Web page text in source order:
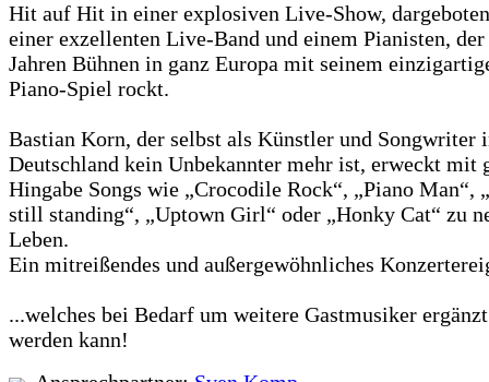
Hit auf Hit in einer explosiven Live-Show,
einer exzellenten Live-Band und einem Pianisten,
Jahren Bühnen in ganz Europa mit seinem
Piano-Spiel rockt.
Bastian Korn, der selbst als Künstler und Songwriter
Deutschland kein Unbekannter mehr ist, erweckt mit
Hingabe Songs wie „Crocodile Rock“, „Piano Man“,
still standing“, „Uptown Girl“ oder „Honky Cat“ zu
Leben.
Ein mitreißendes und außergewöhnliches
...welches bei Bedarf um weitere Gastmusiker ergänzt
werden kann!